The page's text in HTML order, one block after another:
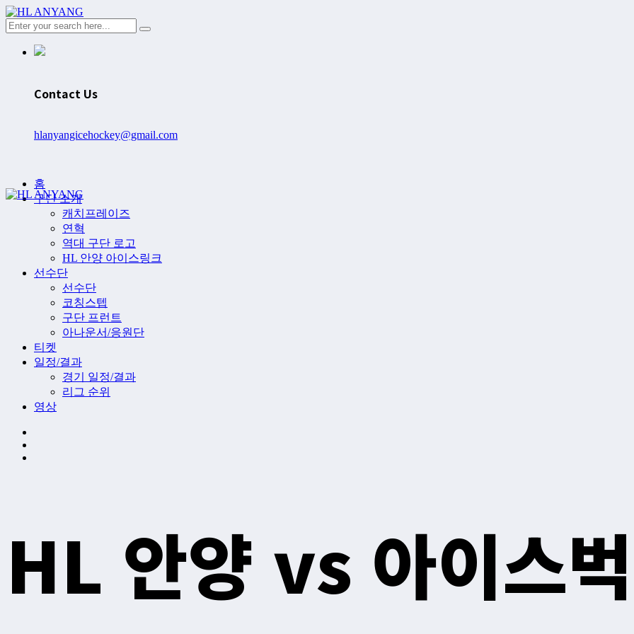
Contact Us
hlanyangicehockey@gmail.com
홈
구단 소개
캐치프레이즈
연혁
역대 구단 로고
HL 안양 아이스링크
선수단
선수단
코칭스텝
구단 프런트
아나운서/응원단
티켓
일정/결과
경기 일정/결과
리그 순위
영상
HL 안양 vs 아이스